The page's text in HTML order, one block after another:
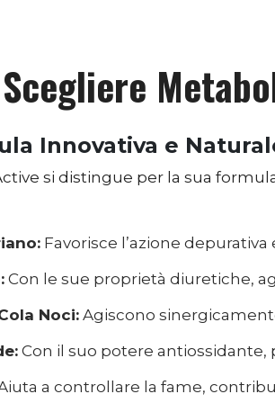
Innovativa e
si distingue per la sua
Favorisce l’azione
Con le sue proprietà diuretiche,
Noci:Agiscono
Con il suo potere
a controllare la fame,